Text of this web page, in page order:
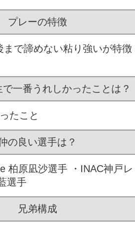
プレーの特徴
まで諦めない粘り強いが特徴
一番うれしかったことは？
たこと
の良い選手は？
柏原凪沙選手 ・INAC神戸レ
選手
兄弟構成